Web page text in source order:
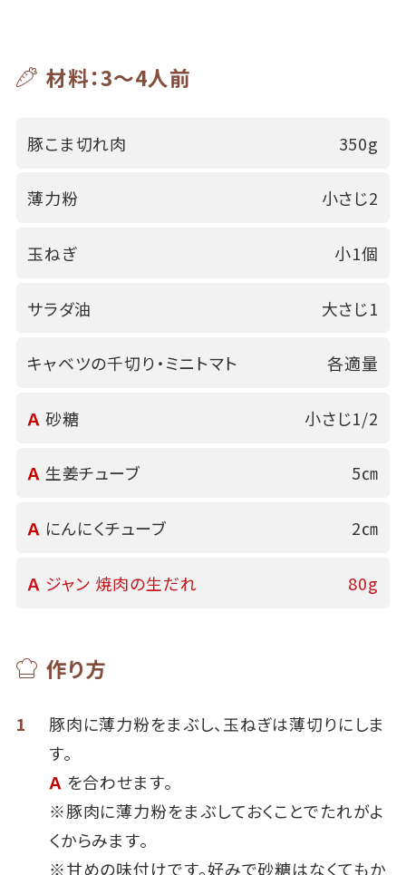
材料：3～4人前
豚こま切れ肉 350g
薄力粉 小さじ2
玉ねぎ 小1個
サラダ油 大さじ1
キャベツの千切り・ミニトマト 各適量
Ａ 砂糖 小さじ1/2
Ａ 生姜チューブ 5㎝
Ａ にんにくチューブ 2㎝
Ａ ジャン 焼肉の生だれ 80g
作り方
1
豚肉に薄力粉をまぶし、玉ねぎは薄切りにしま
す。
Ａ を合わせます。
※豚肉に薄力粉をまぶしておくことでたれがよ
くからみます。
※甘めの味付けです。好みで砂糖はなくてもか